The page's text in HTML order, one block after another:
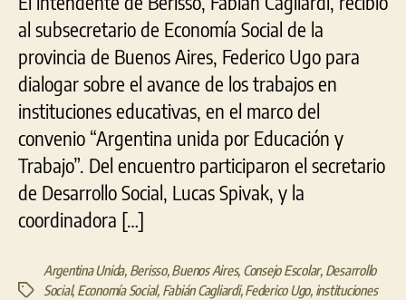
al subsecretario de Economía Social de la
provincia de Buenos Aires, Federico Ugo para
dialogar sobre el avance de los trabajos en
instituciones educativas, en el marco del
convenio “Argentina unida por Educación y
Trabajo”. Del encuentro participaron el secretario
de Desarrollo Social, Lucas Spivak, y la
coordinadora […]
Etiquetas
Argentina Unida, Berisso,Buenos Aires, Consejo Escolar, Desarrollo
Social,Economía Social, Fabián Cagliardi,Federico Ugo, instituciones